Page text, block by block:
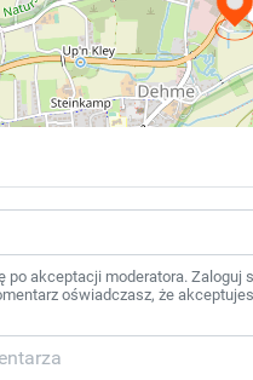
akceptacji moderatora. Zaloguj
oświadczasz, że